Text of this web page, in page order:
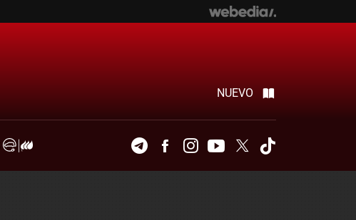
NUEVO
TelegramFacebookInstagramYoutubeTwitter